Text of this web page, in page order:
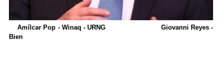
Amílcar Pop - Winaq - URNG Giovanni Reyes -
Bien